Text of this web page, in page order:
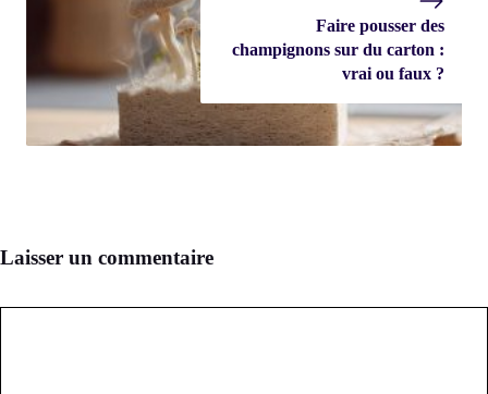
Faire pousser des
champignons sur du carton :
vrai ou faux ?
Laisser un commentaire